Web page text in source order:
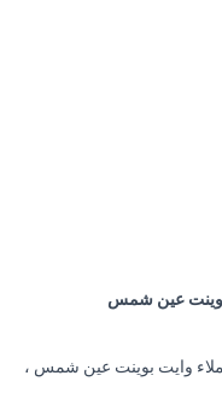
بوينت عين شمس
وايت بوينت عين شمس ،